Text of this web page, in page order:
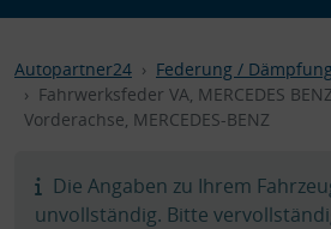
Autopartner24 Federung /
Fahrwerksfeder VA, MERCEDES BENZ
Vorderachse, MERCEDES-BENZ
Die Angaben zu Ihrem
unvollständig. Bitte